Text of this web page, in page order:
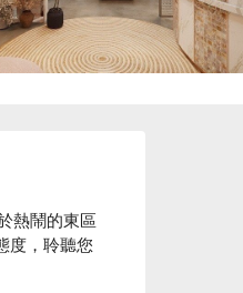
熱鬧的東區
度，聆聽您